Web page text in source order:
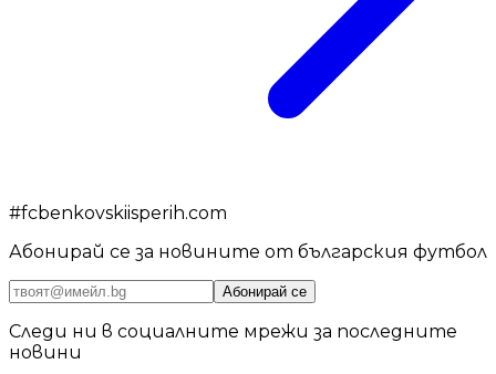
#fcbenkovskiisperih.com
Абонирай се за новините от българския футбол
Абонирай се
Следи ни в социалните мрежи за последните
новини